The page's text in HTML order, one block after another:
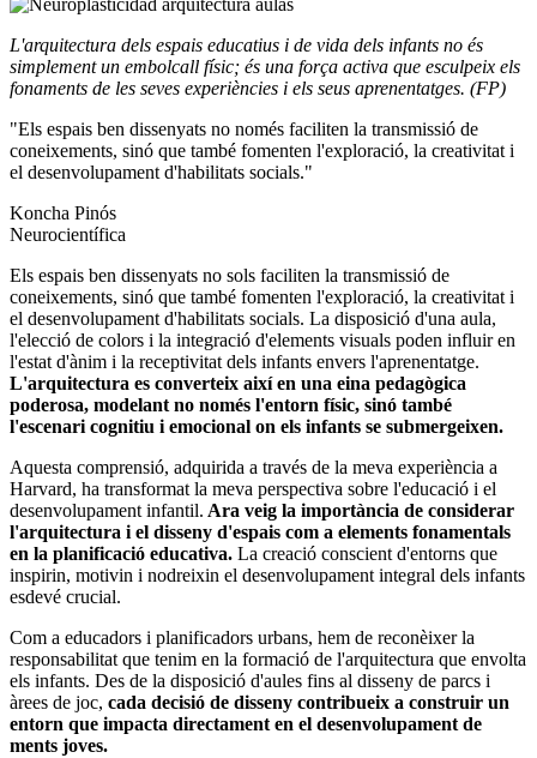
L'arquitectura dels espais educatius i de vida dels infants no és
simplement un embolcall físic; és una força activa que esculpeix els
fonaments de les seves experiències i els seus aprenentatges. (FP)
"Els espais ben dissenyats no només faciliten la transmissió de
coneixements, sinó que també fomenten l'exploració, la creativitat i
el desenvolupament d'habilitats socials."
Koncha Pinós
Neurocientífica
Els espais ben dissenyats no sols faciliten la transmissió de
coneixements, sinó que també fomenten l'exploració, la creativitat i
el desenvolupament d'habilitats socials. La disposició d'una aula,
l'elecció de colors i la integració d'elements visuals poden influir en
l'estat d'ànim i la receptivitat dels infants envers l'aprenentatge.
L'arquitectura es converteix així en una eina pedagògica
poderosa, modelant no només l'entorn físic, sinó també
l'escenari cognitiu i emocional on els infants se submergeixen.
Aquesta comprensió, adquirida a través de la meva experiència a
Harvard, ha transformat la meva perspectiva sobre l'educació i el
desenvolupament infantil. Ara veig la importància de considerar
l'arquitectura i el disseny d'espais com a elements fonamentals
en la planificació educativa. La creació conscient d'entorns que
inspirin, motivin i nodreixin el desenvolupament integral dels infants
esdevé crucial.
Com a educadors i planificadors urbans, hem de reconèixer la
responsabilitat que tenim en la formació de l'arquitectura que envolta
els infants. Des de la disposició d'aules fins al disseny de parcs i
àrees de joc, cada decisió de disseny contribueix a construir un
entorn que impacta directament en el desenvolupament de
ments joves.